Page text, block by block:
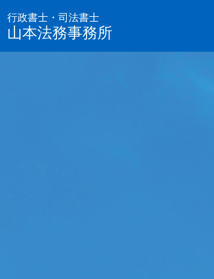
行政書士・司法書士
山本法務事務所